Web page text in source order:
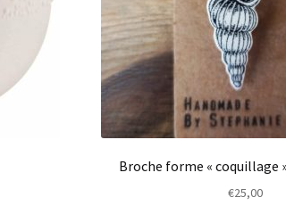
Broche forme « coquillage
€25,00